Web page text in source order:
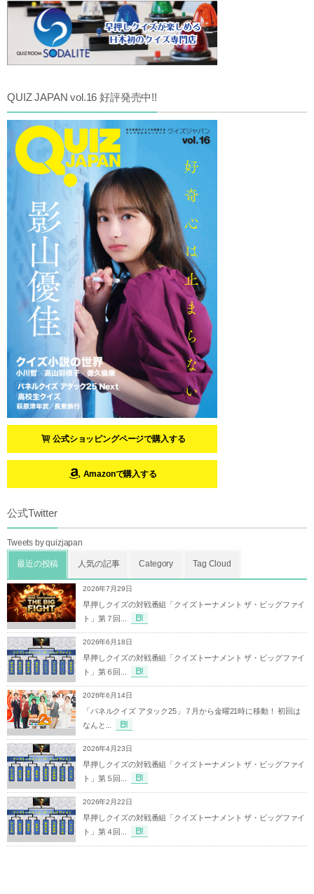
QUIZ JAPAN vol.16 好評発売中!!
公式ショッピングページで購入する
Amazonで購入する
公式Twitter
Tweets by quizjapan
最近の投稿 人気の記事 Category Tag Cloud
2026年7月29日
早押しクイズの対戦番組「クイズトーナメント ザ・ビッグファイ
ト」第７回...
2026年6月18日
早押しクイズの対戦番組「クイズトーナメント ザ・ビッグファイ
ト」第６回...
2026年6月14日
「パネルクイズ アタック25」７月から金曜21時に移動！ 初回は
なんと...
2026年4月23日
早押しクイズの対戦番組「クイズトーナメント ザ・ビッグファイ
ト」第５回...
2026年2月22日
早押しクイズの対戦番組「クイズトーナメント ザ・ビッグファイ
ト」第４回...